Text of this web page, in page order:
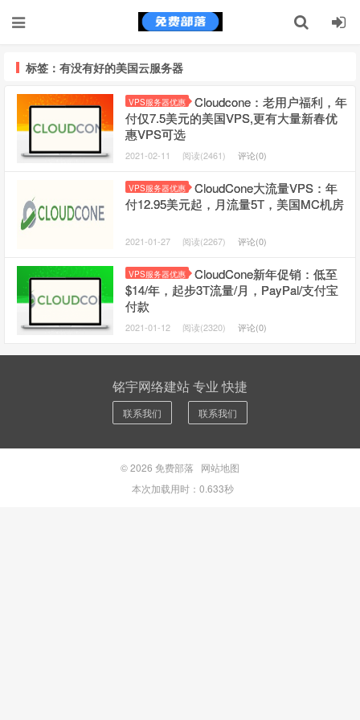
标签：有没有好的美国云服务器
VPS服务器优惠
Cloudcone：老用户福利，年
付仅7.5美元的美国VPS,更有大量新春优
惠VPS可选
2021-02-11 阅读(2461) 评论(0)
VPS服务器优惠
CloudCone大流量VPS：年
付12.95美元起，月流量5T，美国MC机房
2021-01-27 阅读(2267) 评论(0)
VPS服务器优惠
CloudCone新年促销：低至
$14/年，起步3T流量/月，PayPal/支付宝
付款
2021-01-12 阅读(2320) 评论(0)
铭宇网络建站 专业 快捷
联系我们 联系我们
© 2026 免费部落
网站地图
本次加载用时：0.633秒